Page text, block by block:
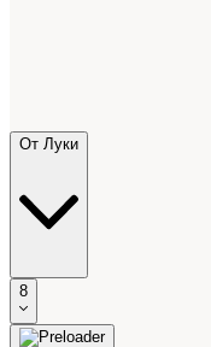
От Луки
8